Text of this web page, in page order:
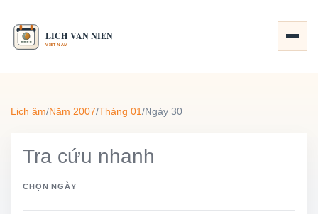
Lịch âm/Năm 2007/Tháng 01/Ngày 30
Tra cứu nhanh
CHỌN NGÀY